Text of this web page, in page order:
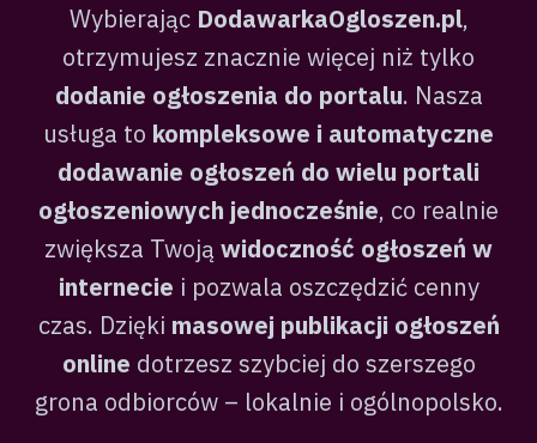
Wybierając DodawarkaOgloszen.pl,
otrzymujesz znacznie więcej niż tylko
dodanie ogłoszenia do portalu. Nasza
usługa to kompleksowe i automatyczne
dodawanie ogłoszeń do wielu portali
ogłoszeniowych jednocześnie, co realnie
zwiększa Twoją widoczność ogłoszeń w
internecie i pozwala oszczędzić cenny
czas. Dzięki masowej publikacji ogłoszeń
online dotrzesz szybciej do szerszego
grona odbiorców – lokalnie i ogólnopolsko.